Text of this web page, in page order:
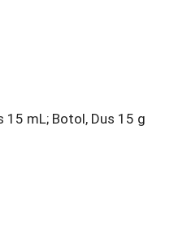
15 mL; Botol, Dus 15 g